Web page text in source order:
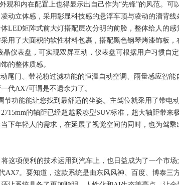
和内在配置上也得显示出自己作为“先锋”的风范。可
动立体感，采用彰显科技感的悬浮车顶与凌动的溜背线
LED矩阵式前大灯搭配层次分明的前脸，整体给人的感
了大面积的软性材料包裹，搭配黑色钢琴烤漆饰板，
仪表盘，可实现双屏互动，仪表盘可根据用户习惯自
的整体质感。
门、带花粉过滤功能的恒温自动空调、雨量感应智能
代AX7可谓是不遗余力了。
能能让您找到最舒适的坐姿。主驾位就采用了带电动
的轴距已经超越紧凑型SUV标准，超大轴距带来
下年轻人的需求，在延展了视觉空间的同时，也为驾乘
项便利的技术运用到汽车上，也日益成为了一个市场
AX7。要知道，这款系统是由东风风神、百度、博泰三